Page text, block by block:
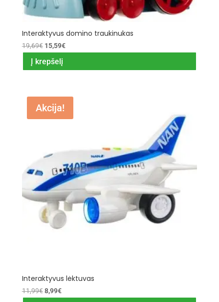
Interaktyvus domino traukinukas
19,69€ Original
price
was:
15,59€Current
Į krepšelį
Akcija!
Interaktyvus lėktuvas
11,99€ Original
8,99€Current